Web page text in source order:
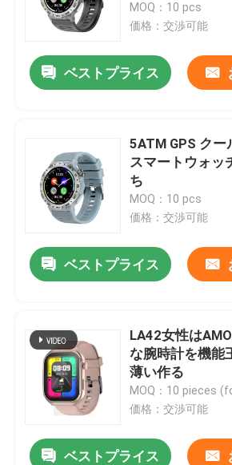
家へ
MOQ：10 pcs
価格：交渉可能
ベストプライス
5ATM GPS ク
スマートウォッ
ち
MOQ：10 pcs
価格：交渉可能
ベストプライス
LA42女性は
な腕時計を機能
薄い作る
MOQ：10 pieces
価格：交渉可能
ベストプライス